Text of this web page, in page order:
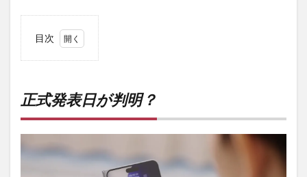
目次
日が
判
明？
正式発表日が判明？